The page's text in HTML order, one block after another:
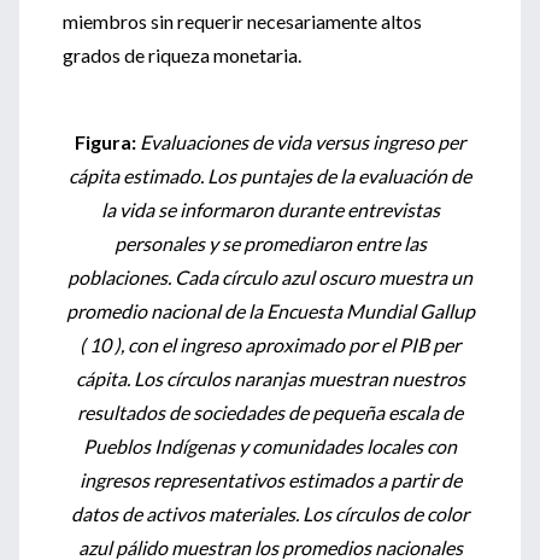
miembros sin requerir necesariamente altos
grados de riqueza monetaria.
Figura: Evaluaciones de vida versus ingreso per
cápita estimado. Los puntajes de la evaluación de
la vida se informaron durante entrevistas
personales y se promediaron entre las
poblaciones. Cada círculo azul oscuro muestra un
promedio nacional de la Encuesta Mundial Gallup
( 10 ), con el ingreso aproximado por el PIB per
cápita. Los círculos naranjas muestran nuestros
resultados de sociedades de pequeña escala de
Pueblos Indígenas y comunidades locales con
ingresos representativos estimados a partir de
datos de activos materiales. Los círculos de color
azul pálido muestran los promedios nacionales